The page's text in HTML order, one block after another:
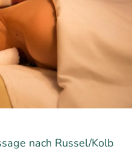
nach Russel/Kolb